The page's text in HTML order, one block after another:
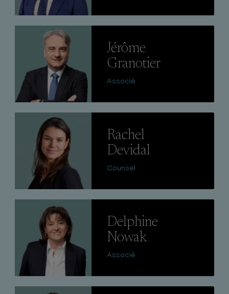
Jérôme
Granotier
Associé
Rachel
Devidal
Counsel
Delphine
Nowak
Associé